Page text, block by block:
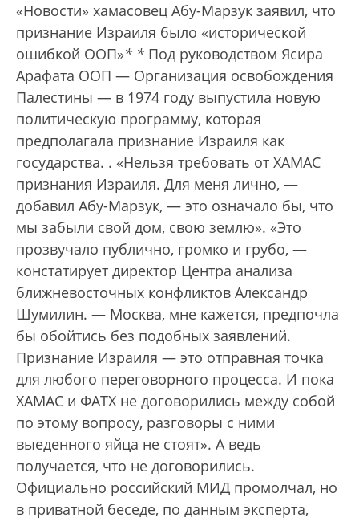
«Новости» хамасовец Абу-Марзук заявил, что
признание Израиля было «исторической
ошибкой ООП»* * Под руководством Ясира
Арафата ООП — Организация освобождения
Палестины — в 1974 году выпустила новую
политическую программу, которая
предполагала признание Израиля как
государства. . «Нельзя требовать от ХАМАС
признания Израиля. Для меня лично, —
добавил Абу-Марзук, — это означало бы, что
мы забыли свой дом, свою землю». «Это
прозвучало публично, громко и грубо, —
констатирует директор Центра анализа
ближневосточных конфликтов Александр
Шумилин. — Москва, мне кажется, предпочла
бы обойтись без подобных заявлений.
Признание Израиля — это отправная точка
для любого переговорного процесса. И пока
ХАМАС и ФАТХ не договорились между собой
по этому вопросу, разговоры с ними
выеденного яйца не стоят». А ведь
получается, что не договорились.
Официально российский МИД промолчал, но
в приватной беседе, по данным эксперта,